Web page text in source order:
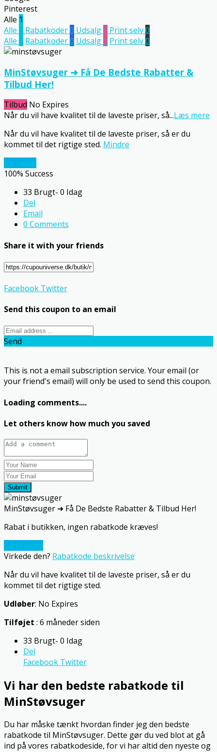
Pinterest
Alle 1
Alle
Rabatkoder0 Udsalg 1 Print selv0
Alle
Rabatkoder0 Udsalg 1 Print selv0
MinStøvsuger ➜ Få De Bedste Rabatter &
Tilbud Her!
Tilbud No Expires
Når du vil have kvalitet til de laveste priser, så...Læs mere
Når du vil have kvalitet til de laveste priser, så er du
kommet til det rigtige sted. Mindre
100% Success
33 Brugt- 0 Idag
Del
Email
0 Comments
Share it with your friends
Facebook Twitter
Send this coupon to an email
Send
This is not a email subscription service. Your email (or
your friend's email) will only be used to send this coupon.
Loading comments....
Let others know how much you saved
Submit
MinStøvsuger ➜ Få De Bedste Rabatter & Tilbud Her!
Rabat i butikken, ingen rabatkode kræves!
Virkede den? Rabatkode beskrivelse
Når du vil have kvalitet til de laveste priser, så er du
kommet til det rigtige sted.
Udløber: No Expires
Tilføjet : 6 måneder siden
33 Brugt- 0 Idag
Del
Facebook Twitter
Vi har den bedste rabatkode til
MinStøvsuger
Du har måske tænkt hvordan finder jeg den bedste
rabatkode til MinStøvsuger. Dette gør du ved blot at gå
ind på vores rabatkodeside, for vi har altid den nyeste og